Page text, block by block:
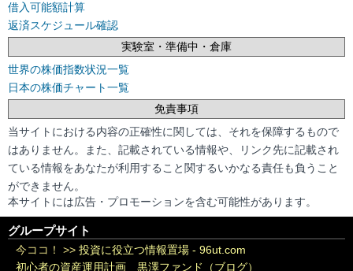
借入可能額計算
返済スケジュール確認
実験室・準備中・倉庫
世界の株価指数状況一覧
日本の株価チャート一覧
免責事項
当サイトにおける内容の正確性に関しては、それを保障するもので
はありません。また、記載されている情報や、リンク先に記載され
ている情報をあなたが利用すること関するいかなる責任も負うこと
ができません。
本サイトには広告・プロモーションを含む可能性があります。
グループサイト
今ココ！ >> 投資に役立つ情報置場 - 96ut.com
初心者の資産運用計画 黒澤ファンド（ブログ）